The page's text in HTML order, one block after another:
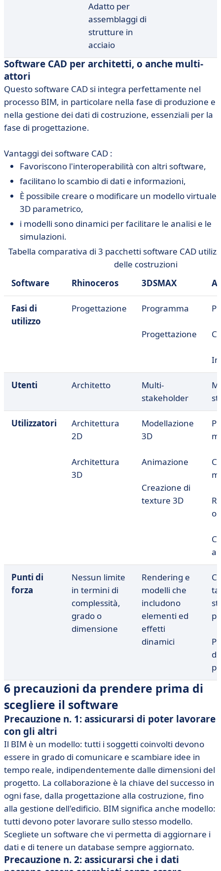
Adatto per
assemblaggi di
strutture in
acciaio
Software CAD per architetti, o anche multi-
attori
Questo software CAD si integra perfettamente nel
processo BIM, in particolare nella fase di produzione e
nella gestione dei dati di costruzione, essenziali per la
fase di progettazione.
Vantaggi dei software CAD :
Favoriscono l'interoperabilità con altri software,
facilitano lo scambio di dati e informazioni,
È possibile creare o modificare un modello virtuale
3D parametrico,
i modelli sono dinamici per facilitare le analisi e le
simulazioni.
Tabella comparativa di 3 pacchetti software CAD
delle costruzioni
Software
Rhinoceros 3DSMAX
Fasi di
utilizzo
Progettazione Programma
Progettazione
Utenti Architetto
Multi-
stakeholder
Utilizzatori
Architettura
2D
Architettura
3D
Modellazione
3D
Animazione
Creazione di
texture 3D
Punti di
forza
Nessun limite
in termini di
complessità,
grado o
dimensione
Rendering e
modelli che
includono
elementi ed
effetti
dinamici
di
6 precauzioni da prendere prima di
scegliere il software
Precauzione n. 1: assicurarsi di poter lavorare
con gli altri
Il BIM è un modello: tutti i soggetti coinvolti devono
essere in grado di comunicare e scambiare idee in
tempo reale, indipendentemente dalle dimensioni del
progetto. La collaborazione è la chiave del successo in
ogni fase, dalla progettazione alla costruzione, fino
alla gestione dell'edificio. BIM significa anche modello:
tutti devono poter lavorare sullo stesso modello.
Scegliete un software che vi permetta di aggiornare i
dati e di tenere un database sempre aggiornato.
Precauzione n. 2: assicurarsi che i dati